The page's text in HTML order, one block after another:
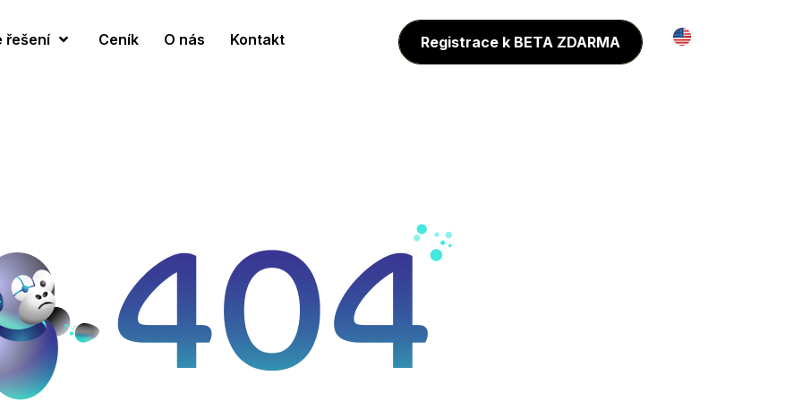
řešení Ceník O nás Kontakt Registrace k BETA ZDARMA